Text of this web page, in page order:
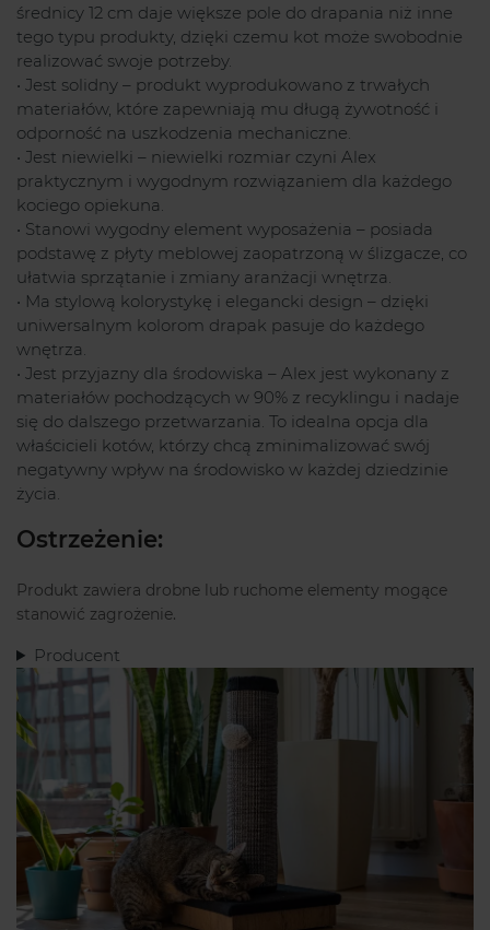
średnicy 12 cm daje większe pole do drapania niż inne
tego typu produkty, dzięki czemu kot może swobodnie
realizować swoje potrzeby.
• Jest solidny – produkt wyprodukowano z trwałych
materiałów, które zapewniają mu długą żywotność i
odporność na uszkodzenia mechaniczne.
• Jest niewielki – niewielki rozmiar czyni Alex
praktycznym i wygodnym rozwiązaniem dla każdego
kociego opiekuna.
• Stanowi wygodny element wyposażenia – posiada
podstawę z płyty meblowej zaopatrzoną w ślizgacze, co
ułatwia sprzątanie i zmiany aranżacji wnętrza.
• Ma stylową kolorystykę i elegancki design – dzięki
uniwersalnym kolorom drapak pasuje do każdego
wnętrza.
• Jest przyjazny dla środowiska – Alex jest wykonany z
materiałów pochodzących w 90% z recyklingu i nadaje
się do dalszego przetwarzania. To idealna opcja dla
właścicieli kotów, którzy chcą zminimalizować swój
negatywny wpływ na środowisko w każdej dziedzinie
życia.
Ostrzeżenie:
Produkt zawiera drobne lub ruchome elementy mogące
stanowić zagrożenie.
Producent